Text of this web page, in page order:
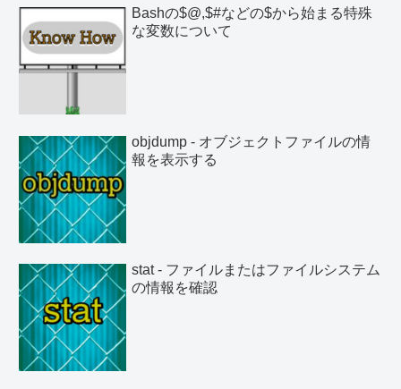
Bashの$@,$#などの$から始まる特殊
な変数について
objdump - オブジェクトファイルの情
報を表示する
stat - ファイルまたはファイルシステム
の情報を確認